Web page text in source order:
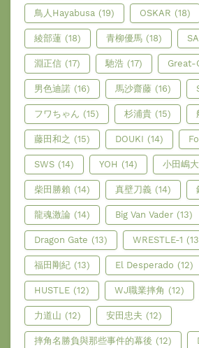
鳥人Hayabusa (19) OSKAR (18)
綾部蓮 (18) 青柳優馬 (18)
淵正信 (17) 馳浩 (17) Great-
男色迪諾 (16) 馬沙齋藤 (16)
フワちゃん (15) 杉浦貴 (15)
藤田和之 (15) DOUKI (14)
SWS (14) YOH (14) 小田嶋
柴田勝賴 (14) 真壁刀義 (14)
龍魂激論 (14) Big Van Vader (13)
Dragon Gate (13) WRESTLE-1
福田剛紀 (13) El Desperado (12)
HUSTLE (12) WJ職業摔角 (12)
力道山 (12) 安田忠夫 (12)
摔角名勝負與那些事件的幕後 (12)